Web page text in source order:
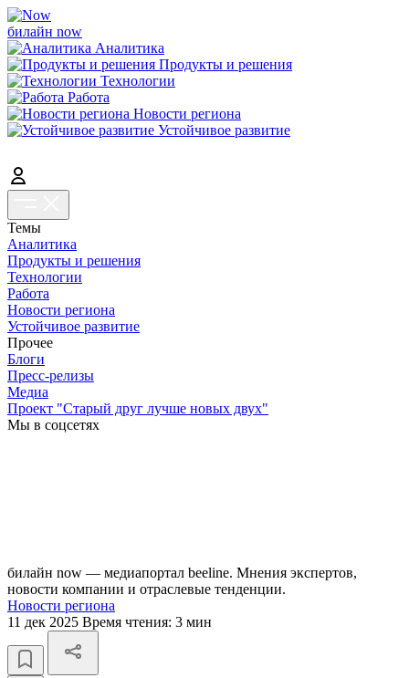
билайн now
Аналитика
Продукты и решения
Технологии
Работа
Новости региона
Устойчивое развитие
Темы
Аналитика
Продукты и решения
Технологии
Работа
Новости региона
Устойчивое развитие
Прочее
Блоги
Пресс-релизы
Медиа
Проект "Старый друг лучше новых двух"
Мы в соцсетях
билайн now — медиапортал beeline. Мнения экспертов,
новости компании и отраслевые тенденции.
Новости региона
11 дек 2025 Время чтения: 3 мин